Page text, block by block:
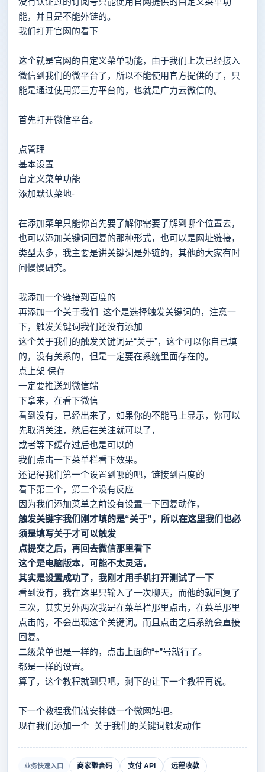
能，并且是不能外链的。
我们打开官网的看下
这个就是官网的自定义菜单功能，由于我们上次已经接入
微信到我们的微平台了，所以不能使用官方提供的了，只
能是通过使用第三方平台的，也就是广力云微信的。
首先打开微信平台。
点管理
基本设置
自定义菜单功能
添加默认菜地-
在添加菜单只能你首先要了解你需要了解到哪个位置去，
也可以添加关键词回复的那种形式，也可以是网址链接，
类型太多，我主要是讲关键词是外链的，其他的大家有时
间慢慢研究。
我添加一个链接到百度的
再添加一个关于我们 这个是选择触发关键词的，注意一
下，触发关键词我们还没有添加
这个关于我们的触发关键词是“关于”，这个可以你自己填
的，没有关系的，但是一定要在系统里面存在的。
点上架 保存
一定要推送到微信端
下拿来，在看下微信
看到没有，已经出来了，如果你的不能马上显示，你可以
先取消关注，然后在关注就可以了，
或者等下缓存过后也是可以的
我们点击一下菜单栏看下效果。
还记得我们第一个设置到哪的吧，链接到百度的
看下第二个，第二个没有反应
因为我们添加菜单之前没有设置一下回复动作，
触发关键字我们刚才填的是“关于”，所以在这里我们也必
须是填写关于才可以触发
点提交之后，再回去微信那里看下
这个是电脑版本，可能不太灵活，
其实是设置成功了，我刚才用手机打开测试了一下
看到没有，我在这里只输入了一次聊天，而他的就回复了
三次，其实另外两次我是在菜单栏那里点击，在菜单那里
点击的，不会出现这个关键词。而且点击之后系统会直接
回复。
二级菜单也是一样的，点击上面的“+”号就行了。
都是一样的设置。
算了，这个教程就到只吧，剩下的让下一个教程再说。
下一个教程我们就安排做一个微网站吧。
现在我们添加一个 关于我们的关键词触发动作
业务快速入口 商家聚合码 支付 API 远程收款